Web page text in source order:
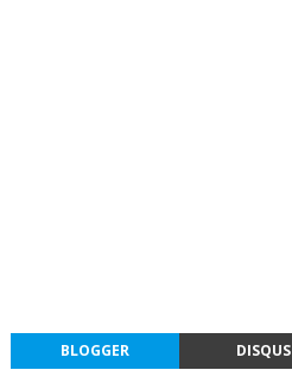
BLOGGER DISQUS